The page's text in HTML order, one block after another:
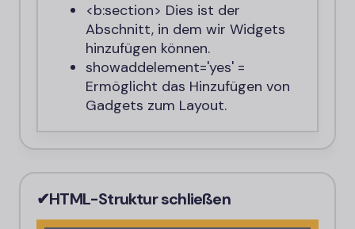
<b:section> Dies ist der
Abschnitt, in dem wir Widgets
hinzufügen können.
showaddelement='yes' =
Ermöglicht das Hinzufügen von
Gadgets zum Layout.
✔HTML-Struktur schließen